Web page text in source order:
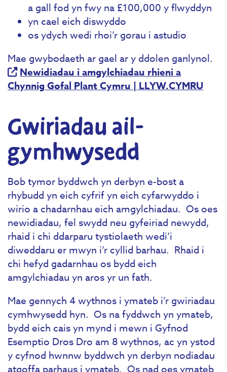
a gall fod yn fwy na £100,000 y flwyddyn
yn cael eich diswyddo
os ydych wedi rhoi’r gorau i astudio
Mae gwybodaeth ar gael ar y ddolen ganlynol.
Newidiadau i amgylchiadau rhieni a
Chynnig Gofal Plant Cymru | LLYW.CYMRU
Gwiriadau ail-
gymhwysedd
Bob tymor byddwch yn derbyn e-bost a
rhybudd yn eich cyfrif yn eich cyfarwyddo i
wirio a chadarnhau eich amgylchiadau. Os oes
newidiadau, fel swydd neu gyfeiriad newydd,
rhaid i chi ddarparu tystiolaeth wedi’i
diweddaru er mwyn i’r cyllid barhau. Rhaid i
chi hefyd gadarnhau os bydd eich
amgylchiadau yn aros yr un fath.
Mae gennych 4 wythnos i ymateb i’r gwiriadau
cymhwysedd hyn. Os na fyddwch yn ymateb,
bydd eich cais yn mynd i mewn i Gyfnod
Esemptio Dros Dro am 8 wythnos, ac yn ystod
y cyfnod hwnnw byddwch yn derbyn nodiadau
atgoffa parhaus i ymateb. Os nad oes ymateb